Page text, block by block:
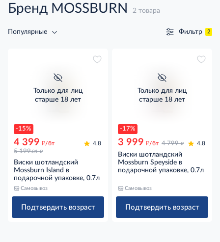
Бренд MOSSBURN 2 товара
Популярные Фильтр 2
-15%
Только для лиц
старше 18 лет
4 399 д/бт
5 199.01 д
4.8
Виски шотландский
Mossburn Island в
подарочной упаковке, 0.7л
Самовывоз
Подтвердить возраст
-17%
Только для лиц
старше 18 лет
3 999 д/бт 4 799 д 4.8
Виски шотландский
Mossburn Speyside в
подарочной упаковке, 0.7л
Самовывоз
Подтвердить возраст